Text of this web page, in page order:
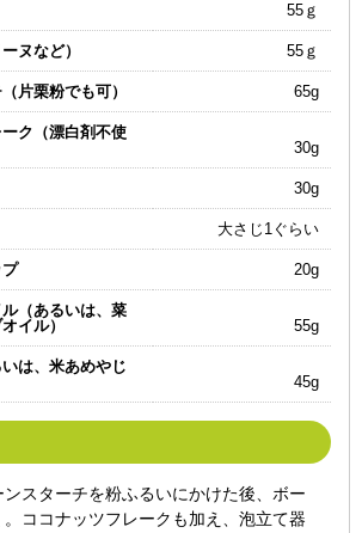
55ｇ
ヌなど） 55ｇ
片栗粉でも可） 65g
ク（漂白剤不使
30g
30g
大さじ1ぐらい
20g
（あるいは、菜
イル）
55g
は、米あめやじ
45g
スターチを粉ふるいにかけた後、ボー
ココナッツフレークも加え、泡立て器